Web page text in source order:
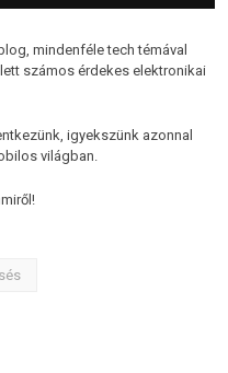
mindenféle tech témával
számos érdekes elektronikai
igyekszünk azonnal
világban.